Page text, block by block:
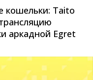
кошельки: Taito
аркадной Egret